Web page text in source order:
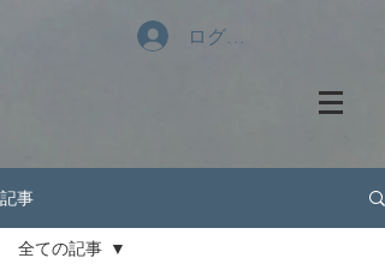
ログイン
記事
全ての記事